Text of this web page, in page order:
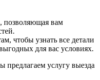
, позволяющая вам
чтобы узнать все детали
для вас условиях.
предлагаем услугу выезда